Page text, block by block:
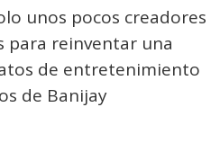
unos pocos creadores
para reinventar una
de entretenimiento
de Banijay